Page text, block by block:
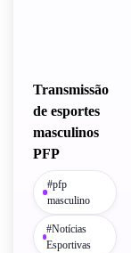
Transmissão
de esportes
masculinos
PFP
#pfp
masculino
#Notícias
Esportivas